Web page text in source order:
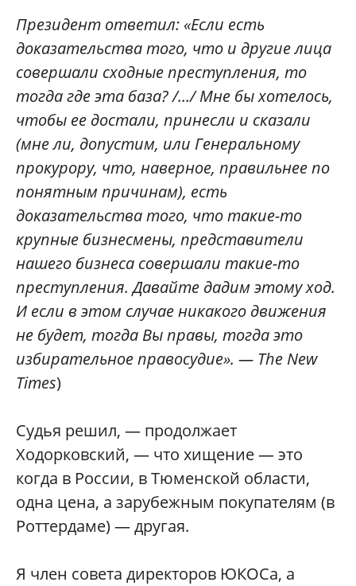
Президент ответил: «Если есть
доказательства того, что и другие лица
совершали сходные преступления, то
тогда где эта база? /…/ Мне бы хотелось,
чтобы ее достали, принесли и сказали
(мне ли, допустим, или Генеральному
прокурору, что, наверное, правильнее по
понятным причинам), есть
доказательства того, что такие-то
крупные бизнесмены, представители
нашего бизнеса совершали такие-то
преступления. Давайте дадим этому ход.
И если в этом случае никакого движения
не будет, тогда Вы правы, тогда это
избирательное правосудие». — The New
Times)
Судья решил, — продолжает
Ходорковский, — что хищение — это
когда в России, в Тюменской области,
одна цена, а зарубежным покупателям (в
Роттердаме) — другая.
Я член совета директоров ЮКОСа, а